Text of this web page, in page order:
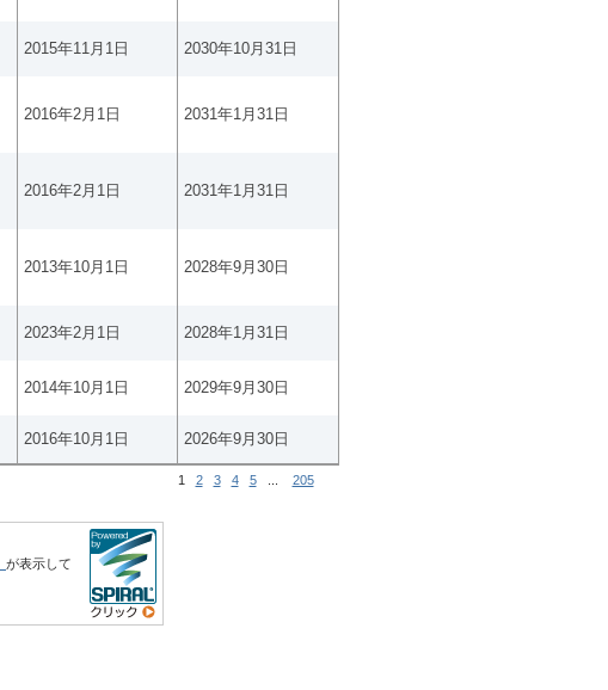
2015年11月1日 2030年10月31日
2016年2月1日 2031年1月31日
2016年2月1日 2031年1月31日
2013年10月1日 2028年9月30日
2023年2月1日 2028年1月31日
2014年10月1日 2029年9月30日
2016年10月1日 2026年9月30日
1 2 3 4 5 205
が表示して